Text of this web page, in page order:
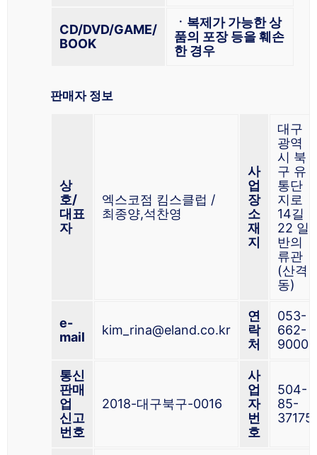
CD/DVD/GAME/
BOOK
ㆍ복제가 가능한 상
품의 포장 등을 훼손
한 경우
판매자 정보
상
호/
대표
자
엑스코점 킴스클럽 /
최종양,석찬영
사
업
장
소
재
지
대구
광역
시 북
구 유
통단
지로
14길
22 일
반의
류관
(산격
동)
e-
mail
kim_rina@eland.co.kr
연
락
처
053-
662-
9000
통신
판매
업
신고
번호
2018-대구북구-0016
사
업
자
번
호
504-
85-
37175